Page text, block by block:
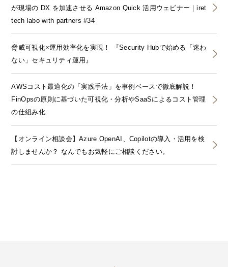
が現場の DX を加速させる Amazon Quick 活用ウェビナー｜iret
tech labo with partners #34
脅威可視化×運用効率化を実現！ 『Security Hubで始める「迷わ
ない」セキュリティ運用』
AWSコスト最適化の「実践手法」を事例ベースで徹底解説！
FinOpsの原則に基づいた可視化・分析やSaaSによるコスト管理
の仕組み化
【オンライン相談会】Azure OpenAI、Copilotの導入・活用を検
討しませんか？ なんでもお気軽にご相談ください。